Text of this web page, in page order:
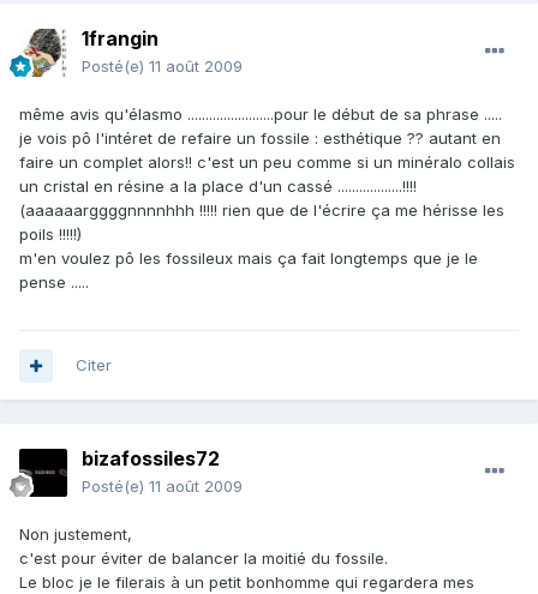
1frangin
Posté(e) 11 août 2009
même avis qu'élasmo ........................pour le début de sa phrase .....
je vois pô l'intéret de refaire un fossile : esthétique ?? autant en
faire un complet alors!! c'est un peu comme si un minéralo collais
un cristal en résine a la place d'un cassé ..................!!!!
(aaaaaarggggnnnnhhh !!!!! rien que de l'écrire ça me hérisse les
poils !!!!!)
m'en voulez pô les fossileux mais ça fait longtemps que je le
pense .....
Citer
bizafossiles72
Posté(e) 11 août 2009
Non justement,
c'est pour éviter de balancer la moitié du fossile.
Le bloc je le filerais à un petit bonhomme qui regardera mes